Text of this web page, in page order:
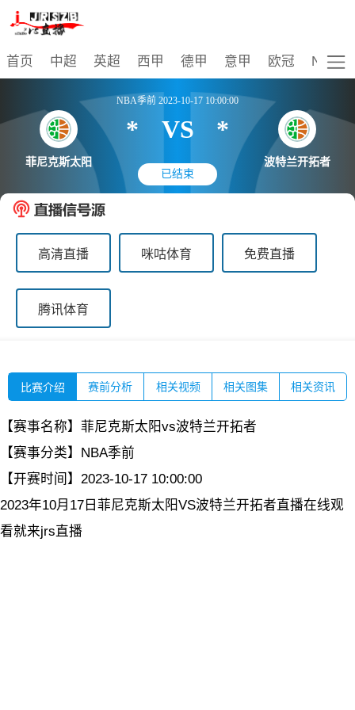
首页 中超 英超 西甲 德甲 意甲 欧冠 NBA
菲尼克斯太阳
NBA季前 2023-10-17 10:00:00
* VS *
已结束
波特兰开拓者
高清直播 咪咕体育 免费直播
腾讯体育
比赛介绍 赛前分析 相关视频 相关图集 相关资讯
【赛事名称】 菲尼克斯太阳vs波特兰开拓者
【赛事分类】 NBA季前
【开赛时间】 2023-10-17 10:00:00
2023年10月17日菲尼克斯太阳VS波特兰开拓者直播在线观
看就来jrs直播